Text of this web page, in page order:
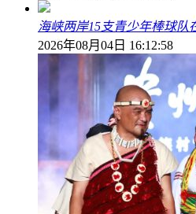
海峡两岸15支青少年棒球队
2026年08月04日 16:12:58